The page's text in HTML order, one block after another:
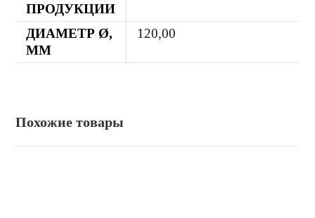
ПРОДУКЦИИ
ДИАМЕТР Ø,
ММ
120,00
Похожие товары